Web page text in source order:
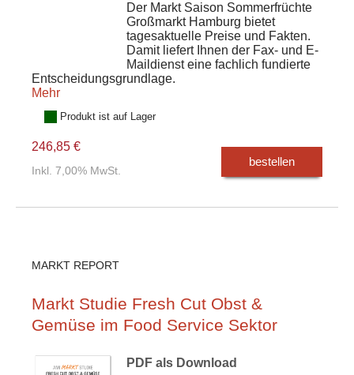
Der Markt Saison Sommerfrüchte
Großmarkt Hamburg bietet
tagesaktuelle Preise und Fakten.
Damit liefert Ihnen der Fax- und E-
Maildienst eine fachlich fundierte
Entscheidungsgrundlage.
Mehr
Produkt ist auf Lager
246,85 €
Inkl. 7,00% MwSt.
bestellen
MARKT REPORT
Markt Studie Fresh Cut Obst &
Gemüse im Food Service Sektor
PDF als Download